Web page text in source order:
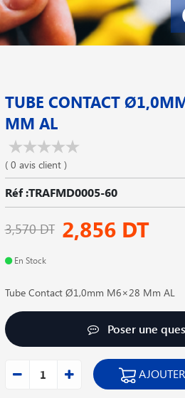
TUBE CONTACT
MM AL
( 0 avis client )
Réf :TRAFMD0005-60
3,570 DT 2,856 DT
En Stock
Tube Contact Ø1,0mm M6×28 Mm AL
Poser une